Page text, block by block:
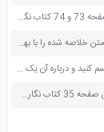
یکی از متن های ناتمام زیر را انتخاب کنید و نوشته را ادامه دهید صفحه 73 و 74 کتاب نگارش فارسی پنجم دبستان
یکی از درس های مندرج در کتاب درسی خود را خلاصه کنید سپس متن خلاصه شده را با بهره گیری از روش های دسته بندی نمودار جدول نقشه مفهومی نشان دهید صفحه 118 نگارش یازدهم
یکی از صدا های آبشار به هم خوردن برگ ها زنبور را در ذهنتان مجسم کنید و درباره آن یک بند بنویسید صفحه 11 نگارش پنجم
یکی از دو موضوع را به دلخواه انتخاب کن و یک بند درباره آن بنویس صفحه 35 کتاب نگارش فارسی سوم